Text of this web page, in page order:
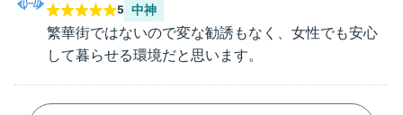
5 中神
繁華街ではないので変な勧誘もなく、女性でも安心
して暮らせる環境だと思います。